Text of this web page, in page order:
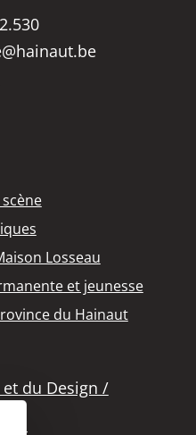
Losseau
et jeunesse
du Hainaut
et du Design /